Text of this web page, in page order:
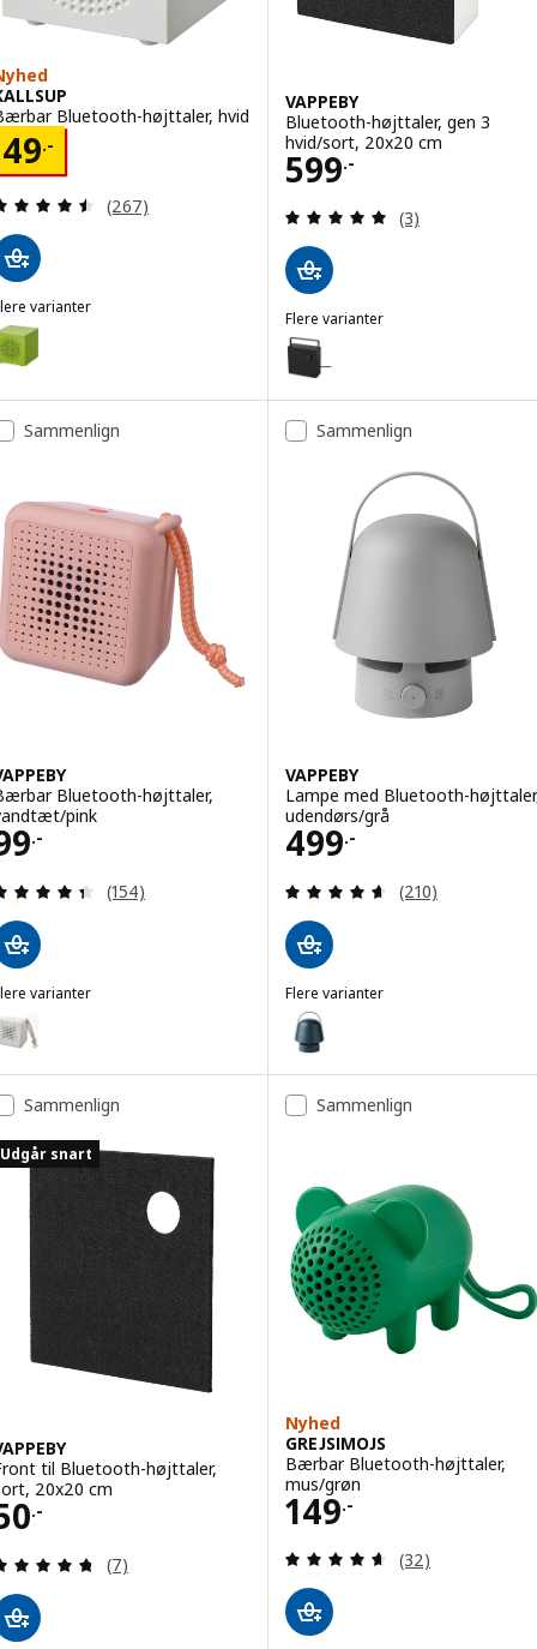
Bluetooth-højttaler, hvid
49.-49.-
Anmeld: 4.5 ud af 5 Stjerner. Anmeldelser i alt:
(267)
varianter
KALLSUP, Bærbar Bluetooth-højttaler, gulgrøn
KALLSUP, Bærbar Bluetooth-højttaler, pink
VAPPEBY
Bluetooth-højttaler, gen 3
hvid/sort, 20x20 cm
599.-
Pris 599.-
Anmeld: 5 ud
(3)
Flere varianter
VAPPEBY
Mulighed: VAPPEBY,
Sammenlign
Bluetooth-højttaler,
pink
.- 99.-
Anmeld: 4.4 ud af 5 Stjerner. Anmeldelser i alt:
(154)
varianter
VAPPEBY, Bærbar Bluetooth-højttaler, vandtæt/hvid
Sammenlign
VAPPEBY
Lampe med Bluetooth-
udendørs/grå
499.-
Pris 499.-
Anmeld: 4.6 ud
(210)
Flere varianter
VAPPEBY
Mulighed: VAPPEBY, Lampe
Sammenlign
Udgår snart
til Bluetooth-højttaler,
20x20 cm
.- 50.-
Anmeld: 4.7 ud af 5 Stjerner. Anmeldelser i alt:
(7)
Sammenlign
Nyhed
GREJSIMOJS
Bærbar Bluetooth-højttaler,
mus/grøn
149.-
Pris 149.-
Anmeld: 4.6 ud
(32)